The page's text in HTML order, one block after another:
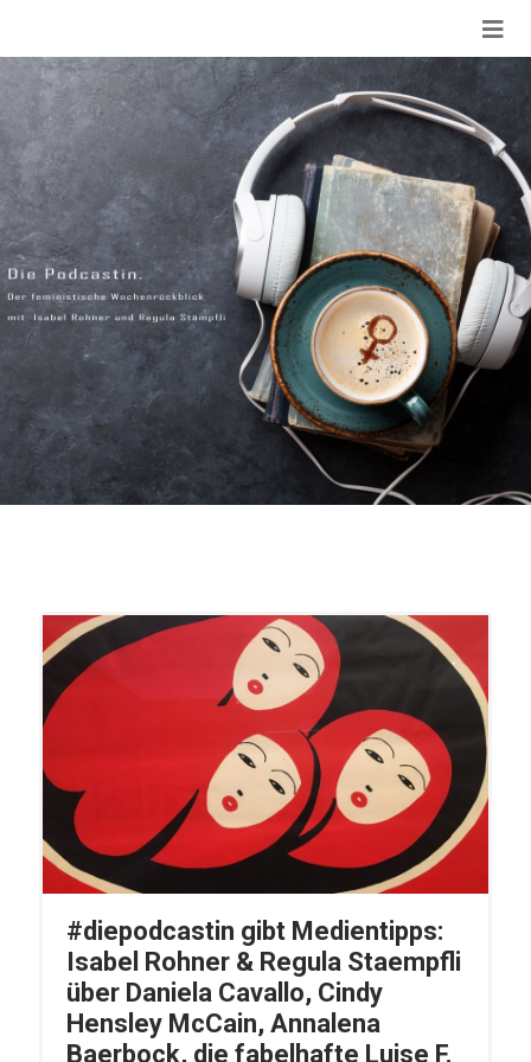
#diepodcastin gibt Medientipps:
Isabel Rohner & Regula Staempfli
über Daniela Cavallo, Cindy
Hensley McCain, Annalena
Baerbock, die fabelhafte Luise F.